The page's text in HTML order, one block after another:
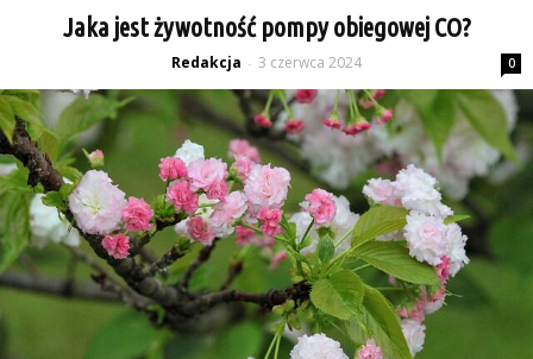
Jaka jest żywotność pompy obiegowej CO?
Redakcja - 3 czerwca 2024 0